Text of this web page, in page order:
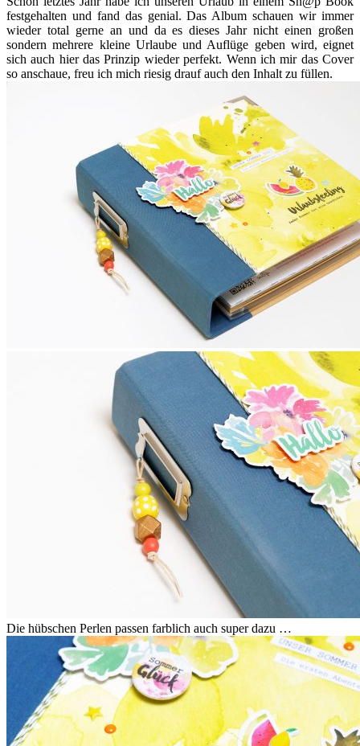
festgehalten und fand das genial. Das Album schauen wir immer
wieder total gerne an und da es dieses Jahr nicht einen großen
sondern mehrere kleine Urlaube und Auflüge geben wird, eignet
sich auch hier das Prinzip wieder perfekt. Wenn ich mir das Cover
so anschaue, freu ich mich riesig drauf auch den Inhalt zu füllen.
Die hübschen Perlen passen farblich auch super dazu …